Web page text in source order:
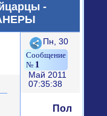
-
Поделиться
1
Пн, 30
Май 2011
07:35:38
Пол